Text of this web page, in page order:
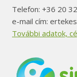
Telefon: +36 20
e-mail cím:
További adatok,